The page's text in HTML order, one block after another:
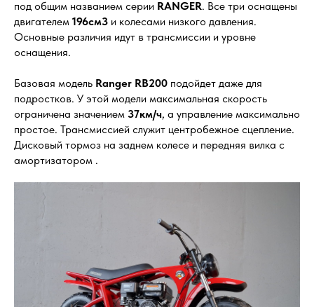
под общим названием серии RANGER. Все три оснащены
двигателем 196см3 и колесами низкого давления.
Основные различия идут в трансмиссии и уровне
оснащения.
Базовая модель Ranger RB200 подойдет даже для
подростков. У этой модели максимальная скорость
ограничена значением 37км/ч, а управление максимально
простое. Трансмиссией служит центробежное сцепление.
Дисковый тормоз на заднем колесе и передняя вилка с
амортизатором .